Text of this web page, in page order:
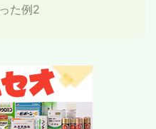
た例2